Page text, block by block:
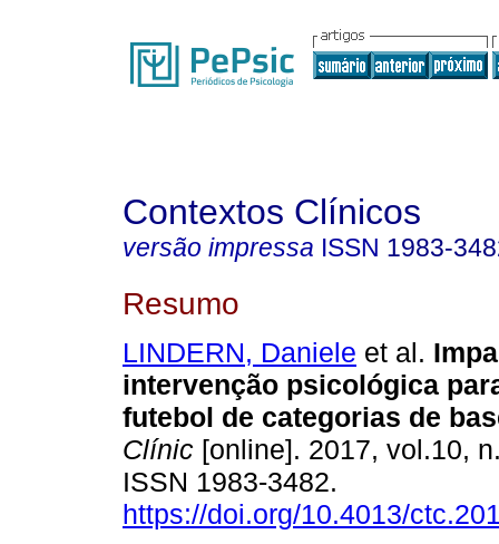
Contextos Clínicos
versão impressa ISSN 1983-
Resumo
LINDERN, Daniele et al.
intervenção psicológica
futebol de categorias de
Clínic [online]. 2017, vol.10,
ISSN 1983-3482.
https://doi.org/10.4013/